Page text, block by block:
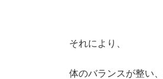
それにより、
体のバランスが整い